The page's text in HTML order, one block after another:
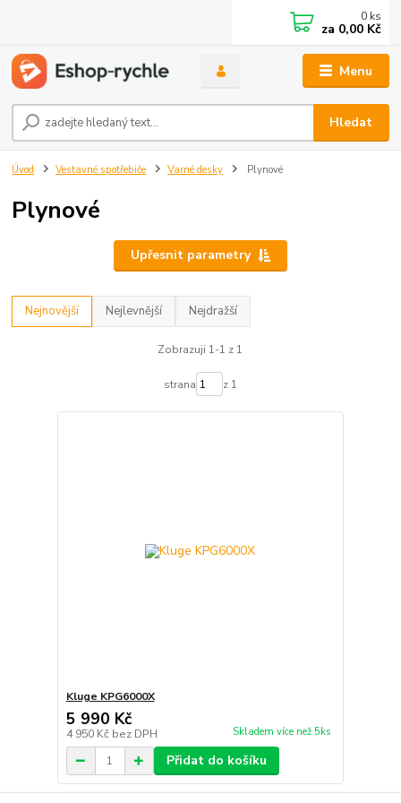
Menu
Hledat
0 ks
za 0,00 Kč
Úvod Vestavné spotřebiče Varné desky Plynové
Plynové
Upřesnit parametry
Nejnovější Nejlevnější Nejdražší
Zobrazuji 1-1 z 1
strana z 1
Kluge KPG6000X
5 990 Kč
4 950 Kč bez DPH Skladem více než 5ks
Přidat do košíku